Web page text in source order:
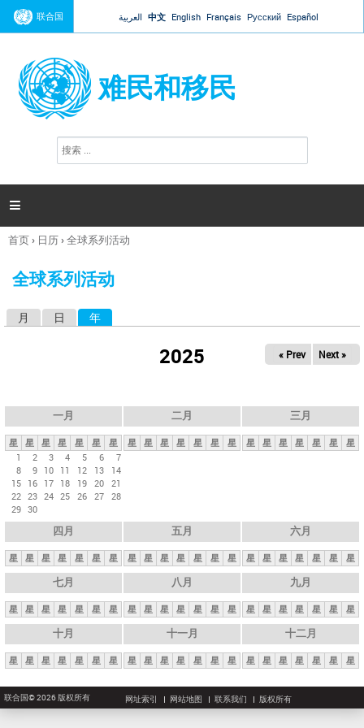
Jump to navigation
联合国 العربية 中文 English Français Русский Español
难民和移民
搜
索

你
这
首页› 日历›全球系列活动
全球系列活动
月 日 年
2025 « Prev Next »
一月
星 星 星 星 星 星
星
1
2 3 4 5 6
7
8
9 10 11 12 13
14
15 16 17 18 19 20 21
22 23 24 25 26 27 28
29 30
二月
星 星 星 星 星 星 星
三月
星 星 星 星 星 星 星
四月
星 星 星 星 星 星 星
五月
星 星 星 星 星 星 星
六月
星 星 星 星 星 星 星
七月
星 星 星 星 星 星 星
八月
星 星 星 星 星 星 星
九月
星 星 星 星 星 星 星
十月
星 星 星 星 星 星 星
十一月
星 星 星 星 星 星 星
十二月
星 星 星 星 星 星 星
联合国© 2026 版权所有 网址索引 网站地图 联系我们 版权所有